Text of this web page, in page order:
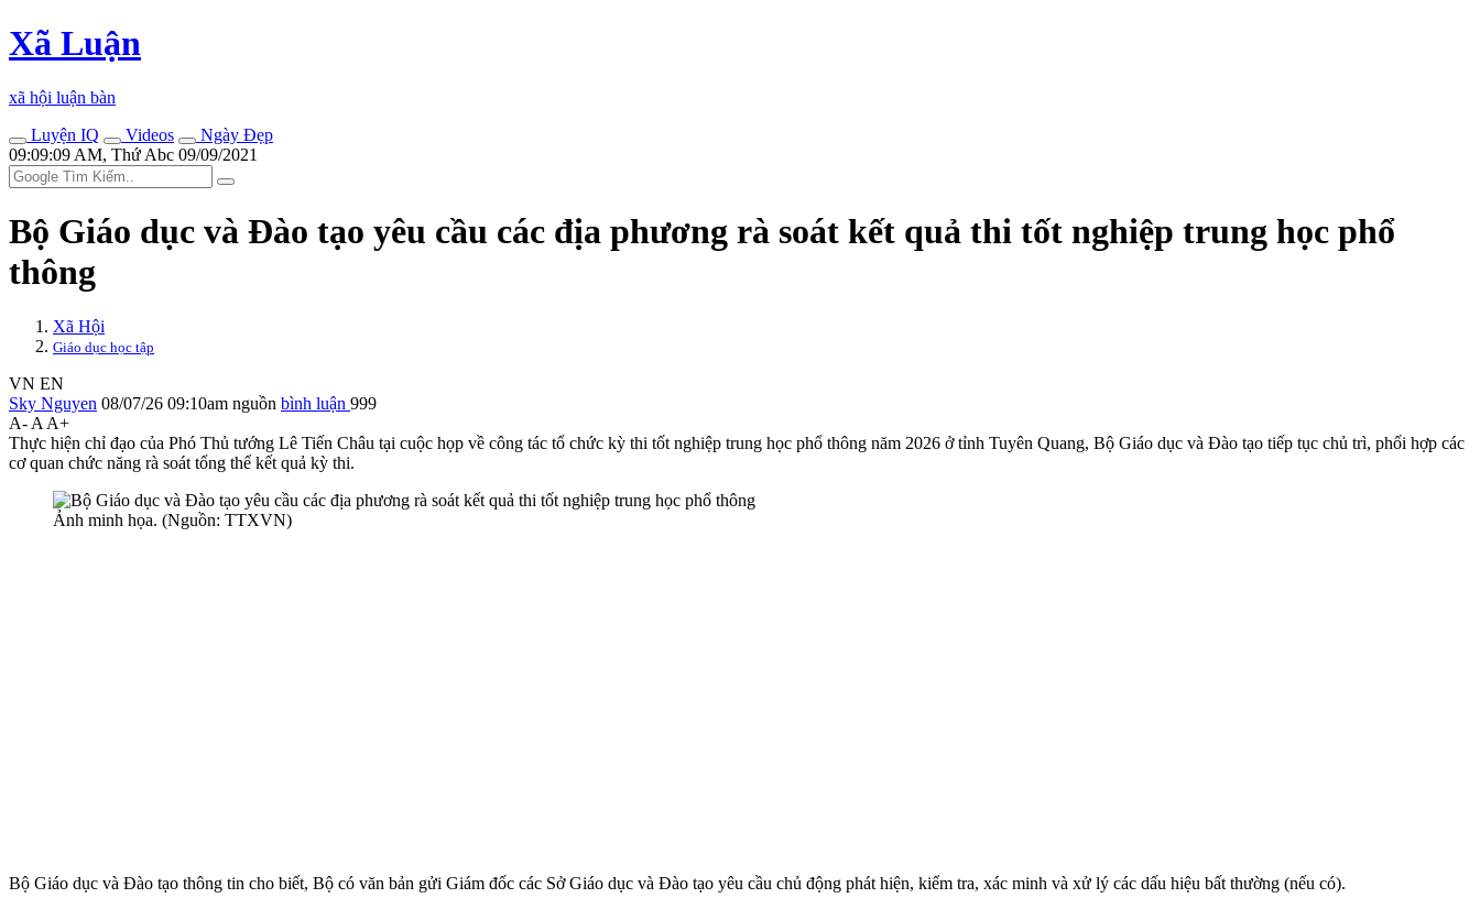
Xã Luận
xã hội luận bàn
Luyện IQ
Videos
Ngày Đẹp
09:09:09 AM, Thứ Abc 09/09/2021
Bộ Giáo dục và Đào tạo yêu cầu các địa phương rà soát kết quả thi tốt nghiệp trung học phổ
thông
Xã Hội
Giáo dục học tập
VN EN
Sky Nguyen 08/07/26 09:10am nguồn bình luận 999
A- A A+
Thực hiện chỉ đạo của Phó Thủ tướng Lê Tiến Châu tại cuộc họp về công tác tổ chức kỳ thi tốt nghiệp trung học phổ thông năm 2026 ở tỉnh Tuyên Quang, Bộ Giáo dục và Đào tạo tiếp tục chủ trì, phối hợp các
cơ quan chức năng rà soát tổng thể kết quả kỳ thi.
Ảnh minh họa. (Nguồn: TTXVN)
Bộ Giáo dục và Đào tạo thông tin cho biết, Bộ có văn bản gửi Giám đốc các Sở Giáo dục và Đào tạo yêu cầu chủ động phát hiện, kiểm tra, xác minh và xử lý các dấu hiệu bất thường (nếu có).